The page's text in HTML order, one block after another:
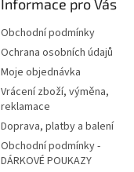
Informace pro Vás
Obchodní podmínky
Ochrana osobních údajů
Moje objednávka
Vrácení zboží, výměna,
reklamace
Doprava, platby a balení
Obchodní podmínky -
DÁRKOVÉ POUKAZY